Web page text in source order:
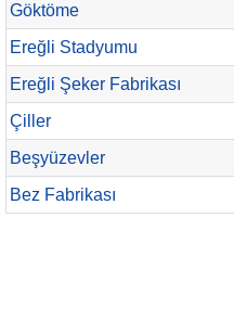
Göktöme
Ereğli Stadyumu
Ereğli Şeker Fabrikası
Çiller
Beşyüzevler
Bez Fabrikası